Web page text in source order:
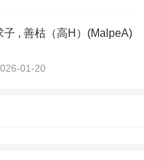
子 , 善枯（高H）(MalpeA)
01-20